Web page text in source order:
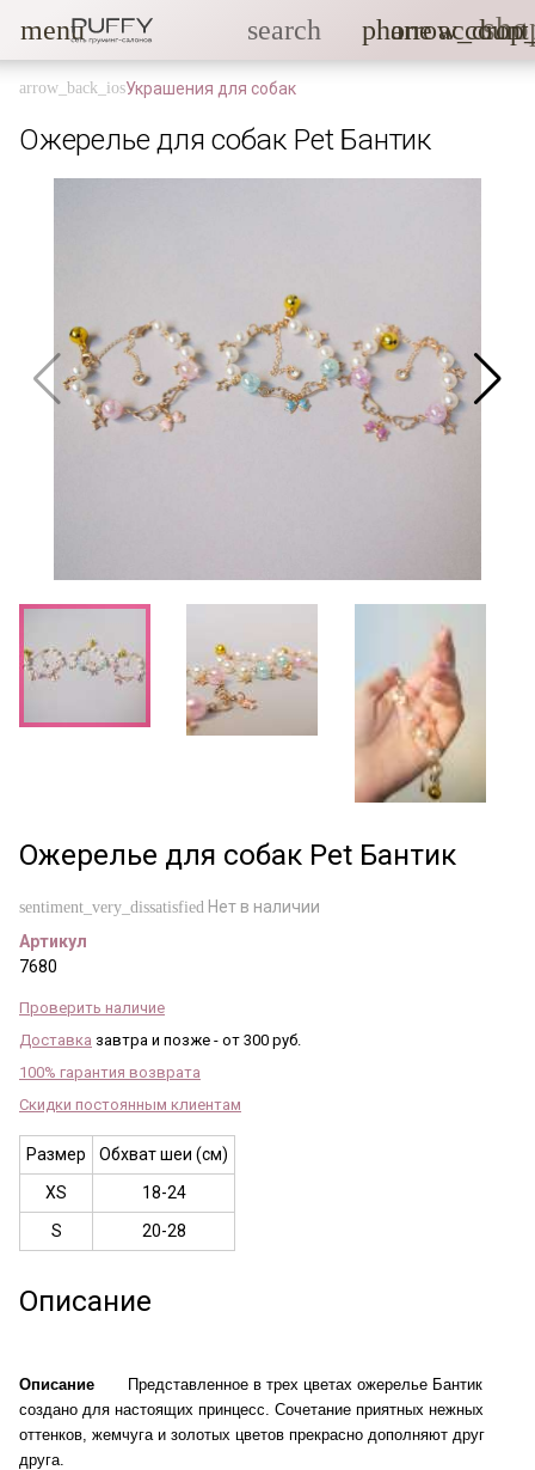
menu search phone
Украшения для собак
Ожерелье для собак Pet Бантик
Ожерелье для собак Pet Бантик
sentiment_very_dissatisfied Нет в наличии
Артикул
7680
Проверить наличие
Доставка завтра и позже - от 300 руб.
100% гарантия возврата
Скидки постоянным клиентам
Размер
Обхват шеи (см)
XS
18-24
S
20-28
Описание
Описание
Представленное в трех цветах ожерелье Бантик
создано для настоящих принцесс. Сочетание приятных нежных
оттенков, жемчуга и золотых цветов прекрасно дополняют друг
друга.